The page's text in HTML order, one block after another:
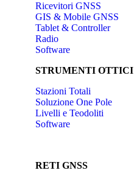
Ricevitori GNSS
GIS & Mobile GNSS
Tablet & Controller
Radio
Software
STRUMENTI OTTICI
Stazioni Totali
Soluzione One Pole
Livelli e Teodoliti
Software
RETI GNSS